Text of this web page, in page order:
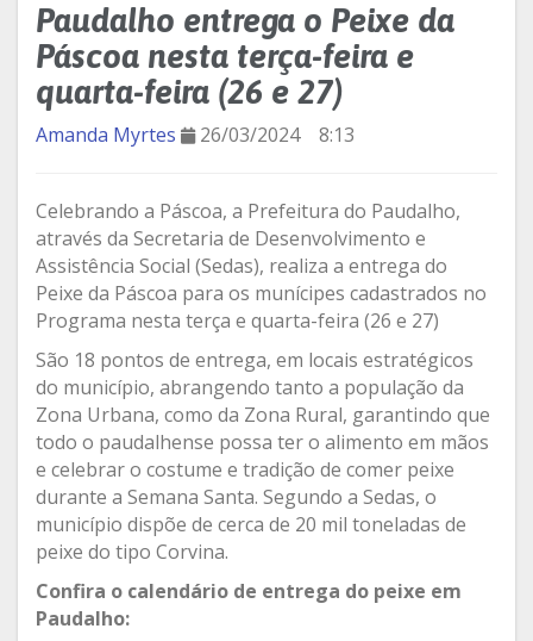
Paudalho entrega o Peixe da
Páscoa nesta terça-feira e
quarta-feira (26 e 27)
Amanda Myrtes 26/03/2024 8:13
Celebrando a Páscoa, a Prefeitura do Paudalho,
através da Secretaria de Desenvolvimento e
Assistência Social (Sedas), realiza a entrega do
Peixe da Páscoa para os munícipes cadastrados no
Programa nesta terça e quarta-feira (26 e 27)
São 18 pontos de entrega, em locais estratégicos
do município, abrangendo tanto a população da
Zona Urbana, como da Zona Rural, garantindo que
todo o paudalhense possa ter o alimento em mãos
e celebrar o costume e tradição de comer peixe
durante a Semana Santa. Segundo a Sedas, o
município dispõe de cerca de 20 mil toneladas de
peixe do tipo Corvina.
Confira o calendário de entrega do peixe em
Paudalho: